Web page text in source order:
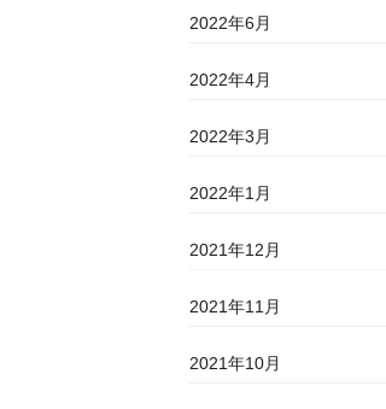
2022年6月
2022年4月
2022年3月
2022年1月
2021年12月
2021年11月
2021年10月